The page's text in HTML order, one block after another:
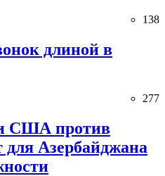
138
длиной в
277
США против
для Азербайджана